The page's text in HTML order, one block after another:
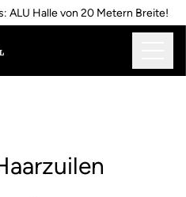
ALU Halle von 20 Metern Breite!